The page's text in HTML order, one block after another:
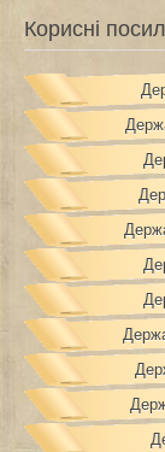
Корисні